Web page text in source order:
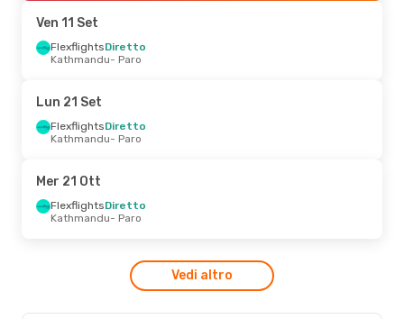
Paro- Kathmandu
Ven 28 Ago- Lun 31 Ago
Dacca- Paro
Hahn Air Technologies
Diretto
Paro- Dacca
Mar 13 Ott
Hahn Air Technologies
Diretto
Ven 11 Set
FlexflightsDiretto
Kathmandu- Paro
Lun 21 Set
FlexflightsDiretto
Kathmandu- Paro
Mer 21 Ott
FlexflightsDiretto
Kathmandu- Paro
Vedi altro